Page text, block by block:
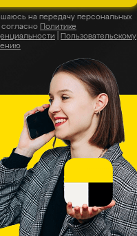
на передачу персональных
согласно Политике
Пользовательскому